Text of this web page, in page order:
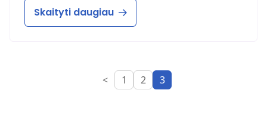
Skaityti daugiau
< 1 2 3